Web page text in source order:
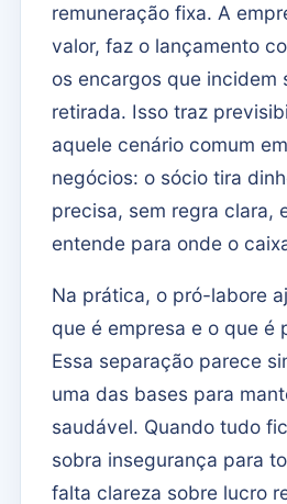
remuneração fixa. A
valor, faz o lançamento
os encargos que incidem
retirada. Isso traz
aquele cenário comum
negócios: o sócio tira
precisa, sem regra clara,
entende para onde o
Na prática, o pró-labore
que é empresa e o que é
Essa separação parece
uma das bases para
saudável. Quando tudo
sobra insegurança para
falta clareza sobre lucro